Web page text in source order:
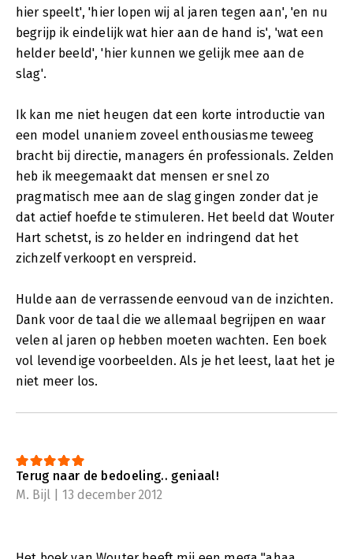
hier speelt', 'hier lopen wij al jaren tegen aan', 'en nu
begrijp ik eindelijk wat hier aan de hand is', 'wat een
helder beeld', 'hier kunnen we gelijk mee aan de
slag'.
Ik kan me niet heugen dat een korte introductie van
een model unaniem zoveel enthousiasme teweeg
bracht bij directie, managers én professionals. Zelden
heb ik meegemaakt dat mensen er snel zo
pragmatisch mee aan de slag gingen zonder dat je
dat actief hoefde te stimuleren. Het beeld dat Wouter
Hart schetst, is zo helder en indringend dat het
zichzelf verkoopt en verspreid.
Hulde aan de verrassende eenvoud van de inzichten.
Dank voor de taal die we allemaal begrijpen en waar
velen al jaren op hebben moeten wachten. Een boek
vol levendige voorbeelden. Als je het leest, laat het je
niet meer los.
Terug naar de bedoeling.. geniaal!
M. Bijl | 13 december 2012